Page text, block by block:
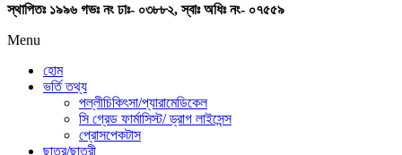
স্থাপিতঃ ১৯৯৬ গভঃ নং ঢাঃ- ০৩৮৮২, স্বাঃ অধিঃ নং- ০৭৫৫৯
Menu
হোম
ভর্তি তথ্য
পল্লীচিকিৎসা/প্যারামেডিকেল
সি গ্রেড ফার্মাসিস্ট/ ড্রাগ লাইসেন্স
প্রোসপেকটাস
ছাত্র/ছাত্রী